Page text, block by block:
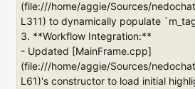
(file:///home/aggie/Sources/
L311) to dynamically populate
3. **Workflow Integration:**
- Updated [MainFrame.cpp]
(file:///home/aggie/Sources/
L61)'s constructor to load initial